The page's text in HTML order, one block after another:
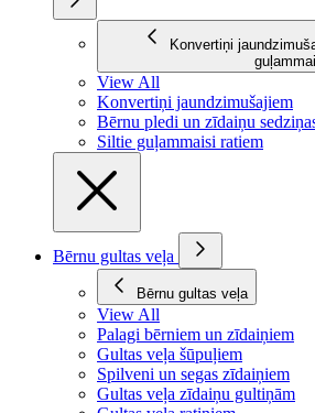
Konvertiņi
View All
Konvertiņi jaundzimušajiem
Bērnu pledi un zīdaiņu
Siltie guļammaisi ratiem
Bērnu gultas veļa
Bērnu gultas veļa
View All
Palagi bērniem un zīdaiņiem
Gultas veļa šūpuļiem
Spilveni un segas zīdaiņiem
Gultas veļa zīdaiņu gultiņām